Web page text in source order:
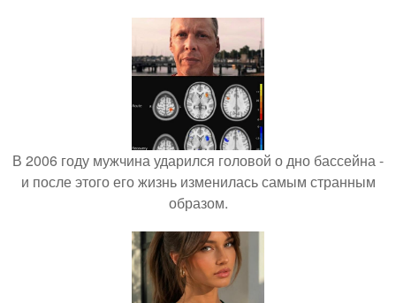
В 2006 году мужчина ударился головой о дно бассейна -
и после этого его жизнь изменилась самым странным
образом.